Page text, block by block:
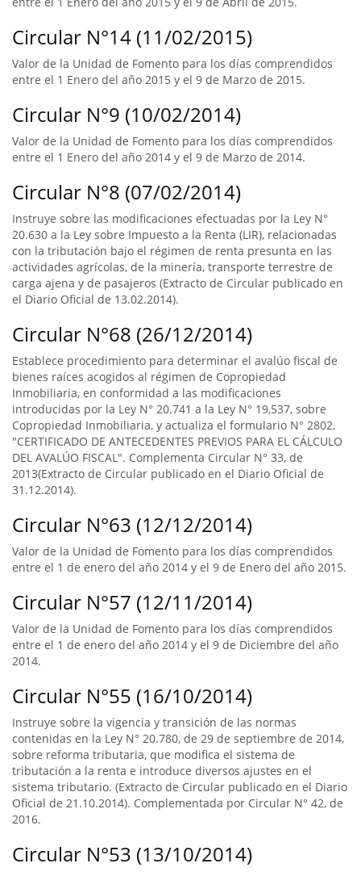
Circular N°14 (11/02/2015)
Valor de la Unidad de Fomento para los días comprendidos
entre el 1 Enero del año 2015 y el 9 de Marzo de 2015.
Circular N°9 (10/02/2014)
Valor de la Unidad de Fomento para los días comprendidos
entre el 1 Enero del año 2014 y el 9 de Marzo de 2014.
Circular N°8 (07/02/2014)
Instruye sobre las modificaciones efectuadas por la Ley N°
20.630 a la Ley sobre Impuesto a la Renta (LIR), relacionadas
con la tributación bajo el régimen de renta presunta en las
actividades agrícolas, de la minería, transporte terrestre de
carga ajena y de pasajeros (Extracto de Circular publicado en
el Diario Oficial de 13.02.2014).
Circular N°68 (26/12/2014)
Establece procedimiento para determinar el avalúo fiscal de
bienes raíces acogidos al régimen de Copropiedad
Inmobiliaria, en conformidad a las modificaciones
introducidas por la Ley N° 20.741 a la Ley N° 19,537, sobre
Copropiedad Inmobiliaria, y actualiza el formulario N° 2802,
"CERTIFICADO DE ANTECEDENTES PREVIOS PARA EL CÁLCULO
DEL AVALÚO FISCAL". Complementa Circular N° 33, de
2013(Extracto de Circular publicado en el Diario Oficial de
31.12.2014).
Circular N°63 (12/12/2014)
Valor de la Unidad de Fomento para los días comprendidos
entre el 1 de enero del año 2014 y el 9 de Enero del año 2015.
Circular N°57 (12/11/2014)
Valor de la Unidad de Fomento para los días comprendidos
entre el 1 de enero del año 2014 y el 9 de Diciembre del año
2014.
Circular N°55 (16/10/2014)
Instruye sobre la vigencia y transición de las normas
contenidas en la Ley N° 20.780, de 29 de septiembre de 2014,
sobre reforma tributaria, que modifica el sistema de
tributación a la renta e introduce diversos ajustes en el
sistema tributario. (Extracto de Circular publicado en el Diario
Oficial de 21.10.2014). Complementada por Circular N° 42, de
2016.
Circular N°53 (13/10/2014)